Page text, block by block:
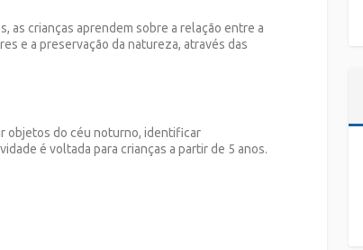
as crianças aprendem sobre a relação entre a
e a preservação da natureza, através das
objetos do céu noturno, identificar
é voltada para crianças a partir de 5 anos.